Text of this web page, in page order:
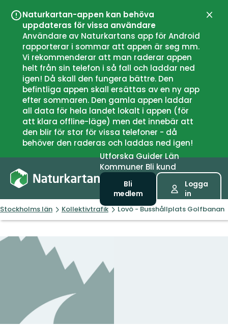
Naturkartan-appen kan behöva
uppdateras för vissa användare
Användare av Naturkartans app för Android
rapporterar i sommar att appen är seg mm.
Vi rekommenderar att man raderar appen
helt från sin telefon i så fall och laddar ned
igen! Då skall den fungera bättre. Den
befintliga appen skall ersättas av en ny app
efter sommaren. Den gamla appen laddar
all data för hela landet lokalt i appen (för
att klara offline-läge) men det innebär att
den blir för stor för vissa telefoner - då
behöver den raderas och laddas ned igen!
UtforskaGuiderLän
Kommuner Bli kund
Bli
medlem
Logga
in
Stockholms län Kollektivtrafik Lovö - Busshållplats Golfbanan